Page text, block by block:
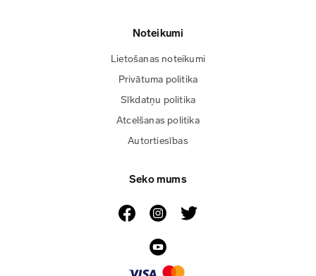
Noteikumi
Lietošanas noteikumi
Privātuma politika
Sīkdatņu politika
Atcelšanas politika
Autortiesības
Seko mums